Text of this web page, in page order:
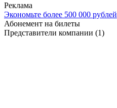
Реклама
Экономьте более 500 000 рублей
Абонемент на билеты
Представители компании (1)